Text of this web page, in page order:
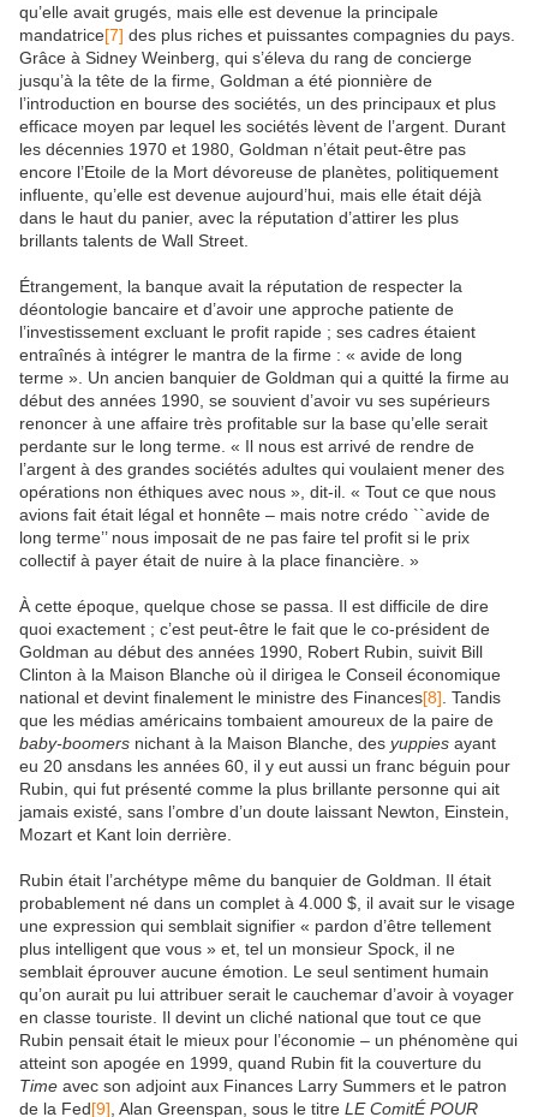
qu’elle avait grugés, mais elle est devenue la principale
mandatrice[7] des plus riches et puissantes compagnies du pays.
Grâce à Sidney Weinberg, qui s’éleva du rang de concierge
jusqu’à la tête de la firme, Goldman a été pionnière de
l’introduction en bourse des sociétés, un des principaux et plus
efficace moyen par lequel les sociétés lèvent de l’argent. Durant
les décennies 1970 et 1980, Goldman n’était peut-être pas
encore l’Etoile de la Mort dévoreuse de planètes, politiquement
influente, qu’elle est devenue aujourd’hui, mais elle était déjà
dans le haut du panier, avec la réputation d’attirer les plus
brillants talents de Wall Street.
Étrangement, la banque avait la réputation de respecter la
déontologie bancaire et d’avoir une approche patiente de
l’investissement excluant le profit rapide ; ses cadres étaient
entraînés à intégrer le mantra de la firme : « avide de long
terme ». Un ancien banquier de Goldman qui a quitté la firme au
début des années 1990, se souvient d’avoir vu ses supérieurs
renoncer à une affaire très profitable sur la base qu’elle serait
perdante sur le long terme. « Il nous est arrivé de rendre de
l’argent à des grandes sociétés adultes qui voulaient mener des
opérations non éthiques avec nous », dit-il. « Tout ce que nous
avions fait était légal et honnête – mais notre crédo ``avide de
long terme’’ nous imposait de ne pas faire tel profit si le prix
collectif à payer était de nuire à la place financière. »
À cette époque, quelque chose se passa. Il est difficile de dire
quoi exactement ; c’est peut-être le fait que le co-président de
Goldman au début des années 1990, Robert Rubin, suivit Bill
Clinton à la Maison Blanche où il dirigea le Conseil économique
national et devint finalement le ministre des Finances[8] . Tandis
que les médias américains tombaient amoureux de la paire de
baby-boomers nichant à la Maison Blanche, des yuppies ayant
eu 20 ansdans les années 60, il y eut aussi un franc béguin pour
Rubin, qui fut présenté comme la plus brillante personne qui ait
jamais existé, sans l’ombre d’un doute laissant Newton, Einstein,
Mozart et Kant loin derrière.
Rubin était l’archétype même du banquier de Goldman. Il était
probablement né dans un complet à 4.000 $, il avait sur le visage
une expression qui semblait signifier « pardon d’être tellement
plus intelligent que vous » et, tel un monsieur Spock, il ne
semblait éprouver aucune émotion. Le seul sentiment humain
qu’on aurait pu lui attribuer serait le cauchemar d’avoir à voyager
en classe touriste. Il devint un cliché national que tout ce que
Rubin pensait était le mieux pour l’économie – un phénomène qui
atteint son apogée en 1999, quand Rubin fit la couverture du
Time avec son adjoint aux Finances Larry Summers et le patron
de la Fed[9] , Alan Greenspan, sous le titre LE ComitÉ POUR